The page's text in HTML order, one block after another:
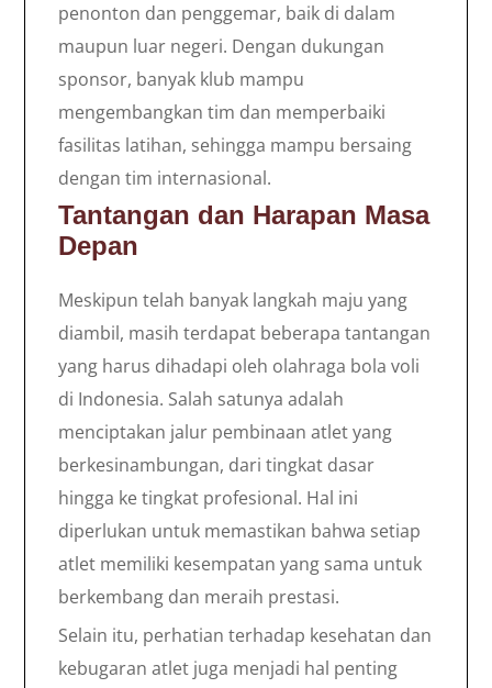
penonton dan penggemar, baik di dalam
maupun luar negeri. Dengan dukungan
sponsor, banyak klub mampu
mengembangkan tim dan memperbaiki
fasilitas latihan, sehingga mampu bersaing
dengan tim internasional.
Tantangan dan Harapan Masa
Depan
Meskipun telah banyak langkah maju yang
diambil, masih terdapat beberapa tantangan
yang harus dihadapi oleh olahraga bola voli
di Indonesia. Salah satunya adalah
menciptakan jalur pembinaan atlet yang
berkesinambungan, dari tingkat dasar
hingga ke tingkat profesional. Hal ini
diperlukan untuk memastikan bahwa setiap
atlet memiliki kesempatan yang sama untuk
berkembang dan meraih prestasi.
Selain itu, perhatian terhadap kesehatan dan
kebugaran atlet juga menjadi hal penting